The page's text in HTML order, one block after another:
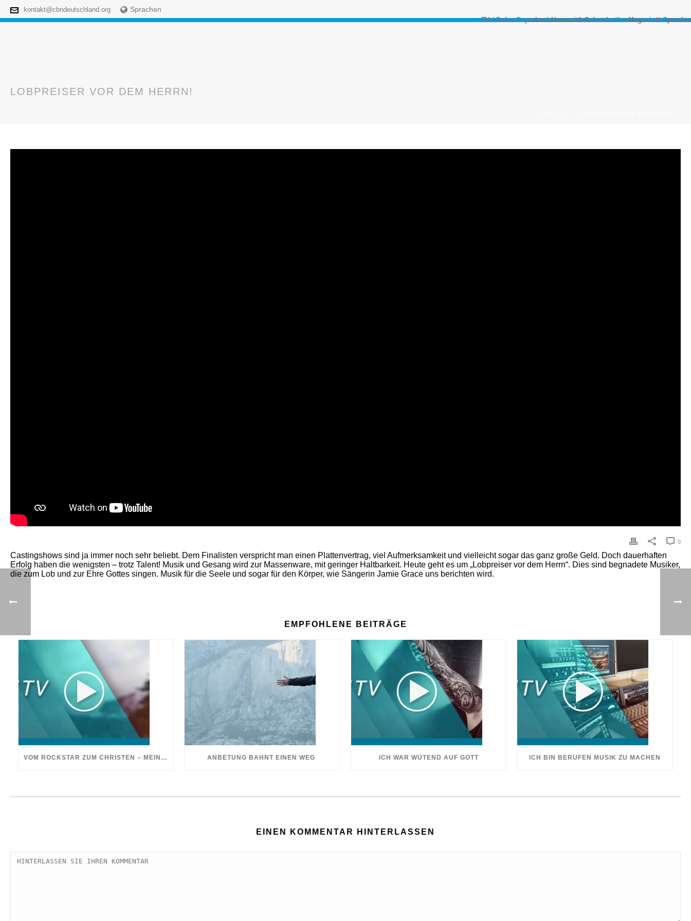
kontakt@cbndeutschland.org Sprachen
TV / DokusSuperbuchHumanitärGebetshotlineMagazin❤ Spenden
LOBPREISER VOR DEM HERRN!
0
Castingshows sind ja immer noch sehr beliebt. Dem Finalisten verspricht man einen Plattenvertrag, viel Aufmerksamkeit und vielleicht sogar das ganz große Geld. Doch dauerhaften
Erfolg haben die wenigsten – trotz Talent! Musik und Gesang wird zur Massenware, mit geringer Haltbarkeit. Heute geht es um „Lobpreiser vor dem Herrn“. Dies sind begnadete Musiker,
die zum Lob und zur Ehre Gottes singen. Musik für die Seele und sogar für den Körper, wie Sängerin Jamie Grace uns berichten wird.
EMPFOHLENE BEITRÄGE
VOM ROCKSTAR ZUM CHRISTEN – MEIN NEUES LEBEN MIT GOTT ANBETUNG BAHNT EINEN WEG ICH WAR WÜTEND AUF GOTT ICH BIN BERUFEN MUSIK ZU MACHEN
EINEN KOMMENTAR HINTERLASSEN